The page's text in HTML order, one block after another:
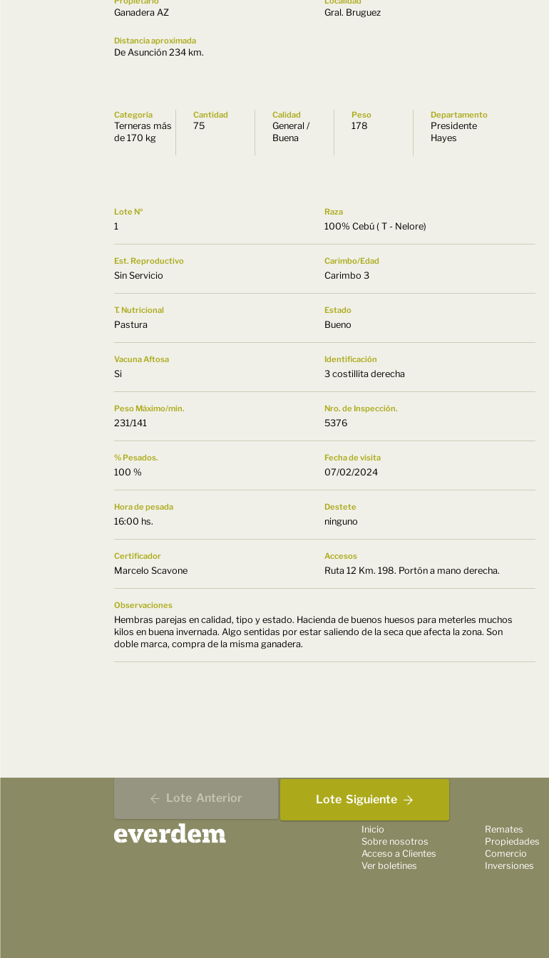
Ganadera AZ Gral. Bruguez
Distancia aproximada
De Asunción 234 km.
Categoría
Terneras más
de 170 kg
Cantidad
75
Calidad
General /
Buena
Peso
178
Departamento
Presidente
Hayes
Lote Nº
1
Raza
100% Cebú ( T - Nelore)
Est. Reproductivo
Sin Servicio
Carimbo/Edad
Carimbo 3
T. Nutricional
Pastura
Estado
Bueno
Vacuna Aftosa
Si
Identificación
3 costillita derecha
Peso Máximo/min.
231/141
Nro. de Inspección.
5376
% Pesados.
100 %
Fecha de visita
07/02/2024
Hora de pesada
16:00 hs.
Destete
ninguno
Certificador
Marcelo Scavone
Accesos
Ruta 12 Km. 198. Portón a mano derecha.
Observaciones
Hembras parejas en calidad, tipo y estado. Hacienda de buenos huesos para meterles muchos
kilos en buena invernada. Algo sentidas por estar saliendo de la seca que afecta la zona. Son
doble marca, compra de la misma ganadera.
Lote Anterior Lote Siguiente
Inicio
Sobre nosotros
Acceso a Clientes
Ver boletines
Remates
Propiedades
Comercio
Inversiones